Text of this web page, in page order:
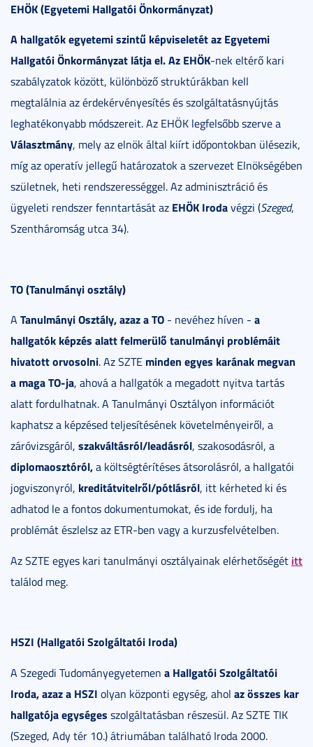
EHÖK (Egyetemi Hallgatói Önkormányzat)
A hallgatók egyetemi szintű képviseletét az Egyetemi
Hallgatói Önkormányzat látja el. Az EHÖK-nek eltérő kari
szabályzatok között, különböző struktúrákban kell
megtalálnia az érdekérvényesítés és szolgáltatásnyújtás
leghatékonyabb módszereit. Az EHÖK legfelsőbb szerve a
Választmány, mely az elnök által kiírt időpontokban ülésezik,
míg az operatív jellegű határozatok a szervezet Elnökségében
születnek, heti rendszerességgel. Az adminisztráció és
ügyeleti rendszer fenntartását az EHÖK Irodavégzi (Szeged,
Szentháromság utca 34).
TO (Tanulmányi osztály)
A Tanulmányi Osztály, azaz a TO - nevéhez híven - a
hallgatók képzés alatt felmerülő tanulmányi problémáit
hivatott orvosolni. Az SZTE minden egyes karának megvan
a maga TO-ja, ahová a hallgatók a megadott nyitva tartás
alatt fordulhatnak. A Tanulmányi Osztályon információt
kaphatsz a képzésed teljesítésének követelményeiről, a
záróvizsgáról, szakváltásról/leadásról, szakosodásról, a
diplomaosztóról,a költségtérítéses átsorolásról, a hallgatói
jogviszonyról, kreditátvitelről/pótlásról, itt kérheted ki és
adhatod le a fontos dokumentumokat, és ide fordulj, ha
problémát észlelsz az ETR-ben vagy a kurzusfelvételben.
Az SZTE egyes kari tanulmányi osztályainak elérhetőségét itt
találod meg.
HSZI (Hallgatói Szolgáltatói Iroda)
A Szegedi Tudományegyetemen a Hallgatói Szolgáltatói
Iroda, azaz a HSZI olyan központi egység, ahol az összes kar
hallgatója egységes szolgáltatásban részesül. Az SZTE TIK
(Szeged, Ady tér 10.) átriumában található Iroda 2000.